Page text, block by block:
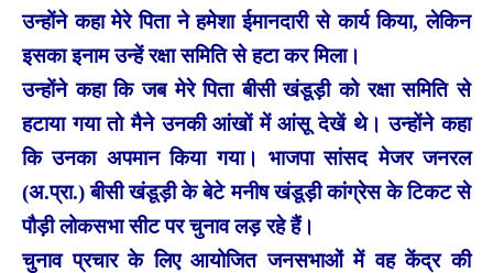
उन्होंने कहा मेरे पिता ने हमेशा ईमानदारी से कार्य किया, लेकिन
इसका इनाम उन्हें रक्षा समिति से हटा कर मिला।
उन्होंने कहा कि जब मेरे पिता बीसी खंडूड़ी को रक्षा समिति से
हटाया गया तो मैने उनकी आंखों में आंसू देखें थे। उन्होंने कहा
कि उनका अपमान किया गया। भाजपा सांसद मेजर जनरल
(अ.प्रा.) बीसी खंडूड़ी के बेटे मनीष खंडूड़ी कांग्रेस के टिकट से
पौड़ी लोकसभा सीट पर चुनाव लड़ रहे हैं।
चुनाव प्रचार के लिए आयोजित जनसभाओं में वह केंद्र की